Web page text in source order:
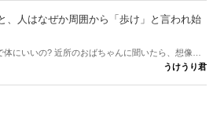
す。登場人物は仮名で、一部に脚色を含みます。
、人はなぜか周囲から「歩け」と言われ始
にいいの? 近所のおばちゃんに聞いたら、想像の
言われるがまま歩いていた男が、ついに「理由」を
うけうり君